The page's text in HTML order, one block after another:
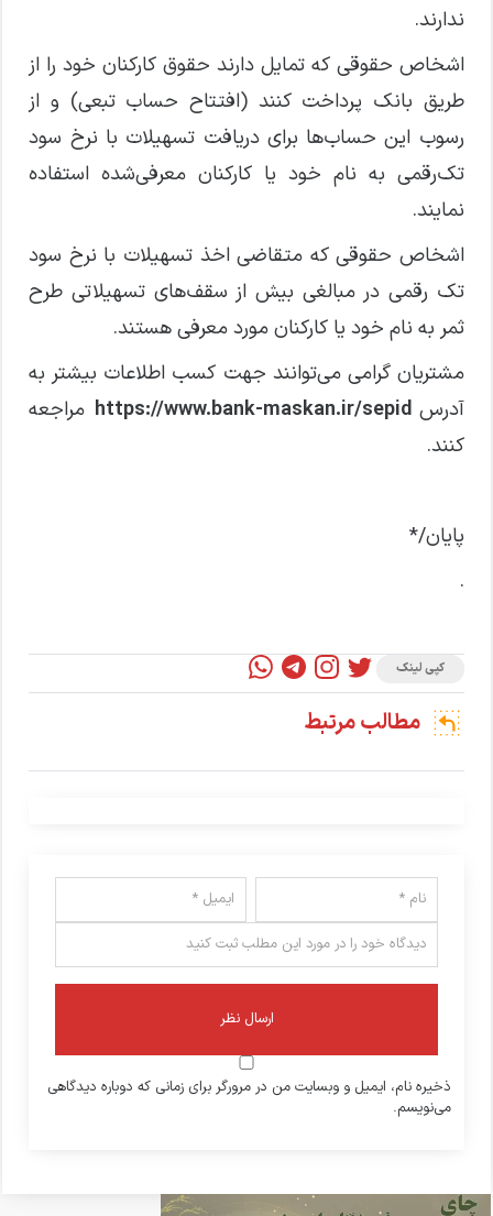
ندارند.
اشخاص حقوقی که تمایل دارند حقوق کارکنان خود را از
طریق بانک پرداخت کنند (افتتاح حساب تبعی) و از
رسوب این حساب‌ها برای دریافت تسهیلات با نرخ سود
تک‌رقمی به نام خود یا کارکنان معرفی‌شده استفاده
نمایند.
اشخاص حقوقی که متقاضی اخذ تسهیلات با نرخ سود
تک رقمی در مبالغی بیش از سقف‌های تسهیلاتی طرح
ثمر به نام خود یا کارکنان مورد معرفی هستند.
مشتریان گرامی می‌توانند جهت کسب اطلاعات بیشتر به
آدرس https://www.bank-maskan.ir/sepid
مراجعه
کنند.
پایان/*
.
کپی لینک
مطالب مرتبط
ذخیره نام، ایمیل و وبسایت من در مرورگر برای زمانی که دوباره دیدگاهی
می‌نویسم.